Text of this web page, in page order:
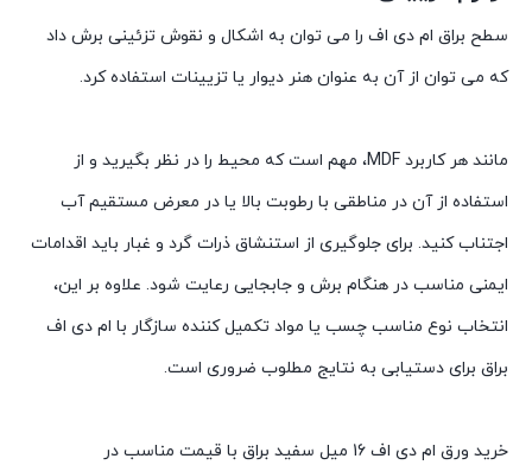
سطح براق ام دی اف را می توان به اشکال و نقوش تزئینی برش داد
که می توان از آن به عنوان هنر دیوار یا تزیینات استفاده کرد.
مانند هر کاربرد MDF، مهم است که محیط را در نظر بگیرید و از
استفاده از آن در مناطقی با رطوبت بالا یا در معرض مستقیم آب
اجتناب کنید. برای جلوگیری از استنشاق ذرات گرد و غبار باید اقدامات
ایمنی مناسب در هنگام برش و جابجایی رعایت شود. علاوه بر این،
انتخاب نوع مناسب چسب یا مواد تکمیل کننده سازگار با ام دی اف
براق برای دستیابی به نتایج مطلوب ضروری است.
خرید ورق ام دی اف 16 میل سفید براق با قیمت مناسب در